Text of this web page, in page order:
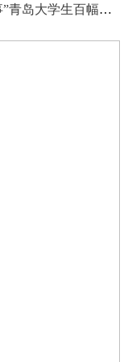
光影绘城，青春聚力 “镜头里的青岛故事”青岛大学生百幅手机摄影作品征集活动启动